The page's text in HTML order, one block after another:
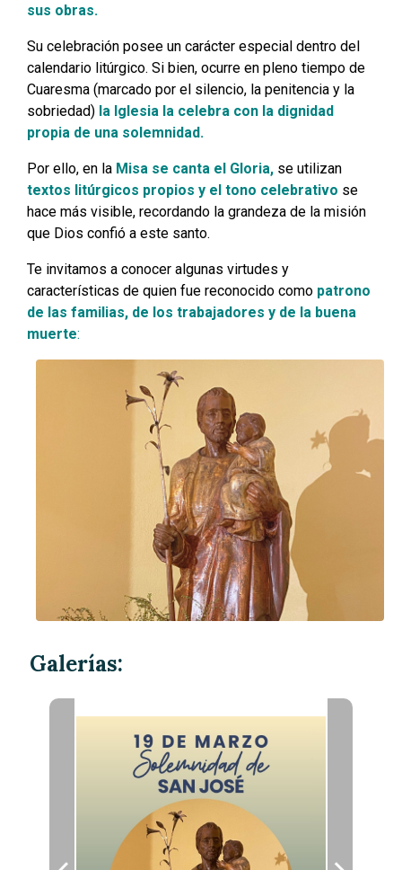
sus obras.
Su celebración posee un carácter especial dentro del
calendario litúrgico. Si bien, ocurre en pleno tiempo de
Cuaresma (marcado por el silencio, la penitencia y la
sobriedad) la Iglesia la celebra con la dignidad
propia de una solemnidad.
Por ello, en la Misa se canta el Gloria, se utilizan
textos litúrgicos propios y el tono celebrativo se
hace más visible, recordando la grandeza de la misión
que Dios confió a este santo.
Te invitamos a conocer algunas virtudes y
características de quien fue reconocido como patrono
de las familias, de los trabajadores y de la buena
muerte:
Galerías: